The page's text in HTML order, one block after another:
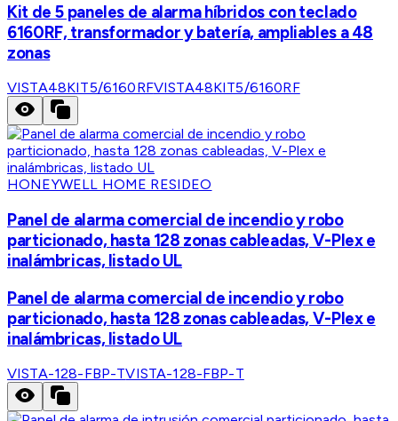
Kit de 5 paneles de alarma híbridos con teclado
6160RF, transformador y batería, ampliables a 48
zonas
VISTA48KIT5/6160RFVISTA48KIT5/6160RF
HONEYWELL HOME RESIDEO
Panel de alarma comercial de incendio y robo
particionado, hasta 128 zonas cableadas, V-Plex e
inalámbricas, listado UL
Panel de alarma comercial de incendio y robo
particionado, hasta 128 zonas cableadas, V-Plex e
inalámbricas, listado UL
VISTA-128-FBP-TVISTA-128-FBP-T